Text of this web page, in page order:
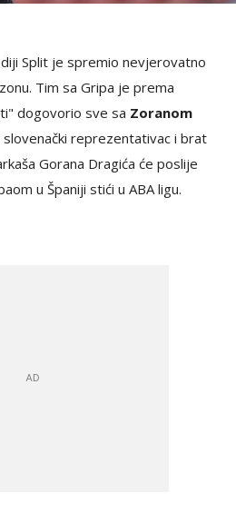
Split je spremio nevjerovatno
Tim sa Gripa je prema
dogovorio sve sa Zoranom
slovenački reprezentativac i brat
Gorana Dragića će poslije
u Španiji stići u ABA ligu.